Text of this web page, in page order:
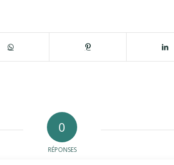
0
RÉPONSES